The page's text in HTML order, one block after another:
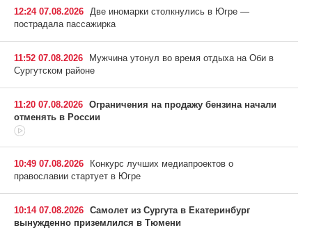
12:24 07.08.2026 Две иномарки столкнулись в Югре —
пострадала пассажирка
11:52 07.08.2026
Мужчина утонул во время отдыха на Оби в
Сургутском районе
11:20 07.08.2026 Ограничения на продажу бензина начали
отменять в России
10:49 07.08.2026
Конкурс лучших медиапроектов о
православии стартует в Югре
10:14 07.08.2026 Самолет из Сургута в Екатеринбург
вынужденно приземлился в Тюмени